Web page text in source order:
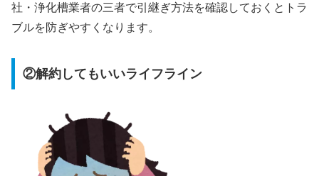
社・浄化槽業者の三者で引継ぎ方法を確認しておくとトラ
ブルを防ぎやすくなります。
②解約してもいいライフライン